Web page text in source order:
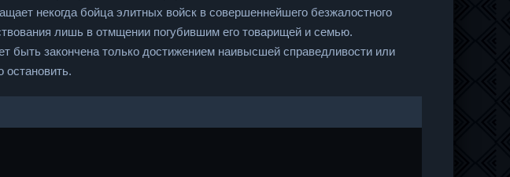
некогда бойца элитных войск в совершеннейшего безжалостного
лишь в отмщении погубившим его товарищей и семью.
быть закончена только достижением наивысшей справедливости или
остановить.